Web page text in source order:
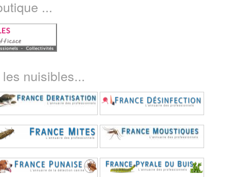
...
nuisibles...